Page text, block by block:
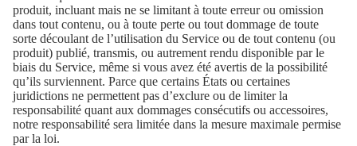
produit, incluant mais ne se limitant à toute erreur ou omission
dans tout contenu, ou à toute perte ou tout dommage de toute
sorte découlant de l’utilisation du Service ou de tout contenu (ou
produit) publié, transmis, ou autrement rendu disponible par le
biais du Service, même si vous avez été avertis de la possibilité
qu’ils surviennent. Parce que certains États ou certaines
juridictions ne permettent pas d’exclure ou de limiter la
responsabilité quant aux dommages consécutifs ou accessoires,
notre responsabilité sera limitée dans la mesure maximale permise
par la loi.